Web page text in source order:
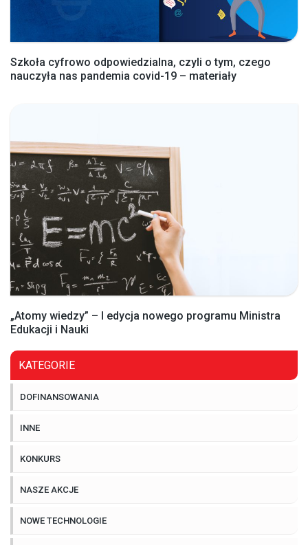
Szkoła cyfrowo odpowiedzialna, czyli o tym, czego
nauczyła nas pandemia covid-19 – materiały
„Atomy wiedzy” – I edycja nowego programu Ministra
Edukacji i Nauki
KATEGORIE
DOFINANSOWANIA
INNE
KONKURS
NASZE AKCJE
NOWE TECHNOLOGIE